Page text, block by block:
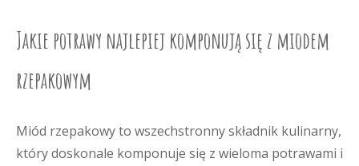
Jakie potrawy najlepiej komponują się z miodem
rzepakowym
Miód rzepakowy to wszechstronny składnik kulinarny,
który doskonale komponuje się z wieloma potrawami i